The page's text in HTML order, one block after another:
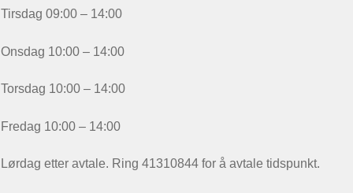
Tirsdag 09:00 – 14:00
Onsdag 10:00 – 14:00
Torsdag 10:00 – 14:00
Fredag 10:00 – 14:00
Lørdag etter avtale. Ring 41310844 for å avtale tidspunkt.